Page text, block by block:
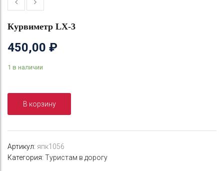
Курвиметр LX-3
450,00 ₽
1 в наличии
В корзину
Артикул: япк1056
Категория: Туристам в дорогу